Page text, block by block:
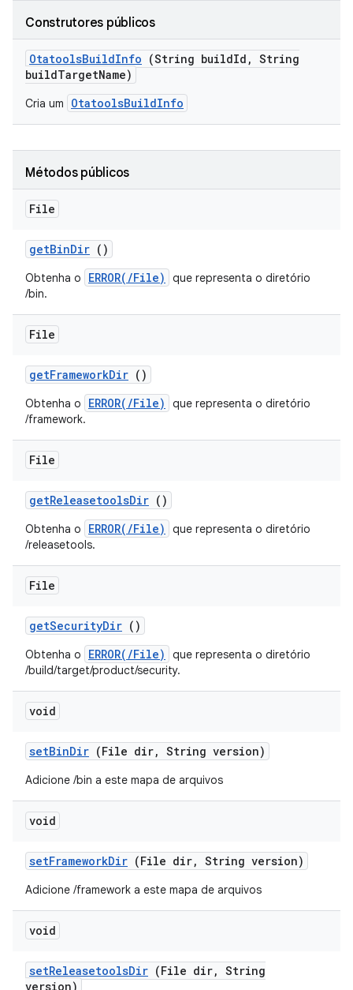
Construtores públicos
OtatoolsBuildInfo (String buildId , String
buildTargetName)
Cria um OtatoolsBuildInfo
Métodos públicos
File
getBinDir ()
Obtenha o ERROR(/File)
que representa o diretório
/bin.
File
getFrameworkDir ()
Obtenha o ERROR(/File)
que representa o diretório
/framework.
File
getReleasetoolsDir ()
Obtenha o ERROR(/File)
que representa o diretório
/releasetools.
File
getSecurityDir ()
Obtenha o ERROR(/File)
que representa o diretório
/build/target/product/security.
void
setBinDir (File dir, String version)
Adicione /bin a este mapa de arquivos
void
setFrameworkDir (File dir, String version)
Adicione /framework a este mapa de arquivos
void
setReleasetoolsDir (File dir, String
version)